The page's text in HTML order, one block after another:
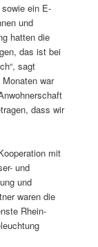
ein E-
und
hatten die
das ist bei
sagt
war
dass wir
mit
und
und
waren die
Rhein-